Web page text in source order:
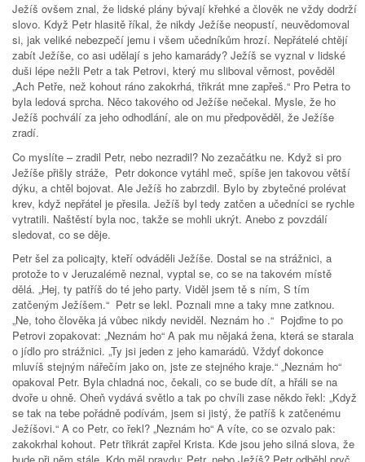
Ježíš ovšem znal, že lidské plány bývají křehké a člověk ne vždy dodrží
slovo. Když Petr hlasitě říkal, že nikdy Ježíše neopustí, neuvědomoval
si, jak veliké nebezpečí jemu i všem učedníkům hrozí. Nepřátelé chtějí
zabít Ježíše, co asi udělají s jeho kamarády? Ježíš se vyznal v lidské
duši lépe nežli Petr a tak Petrovi, který mu sliboval věrnost, pověděl
„Ach Petře, než kohout ráno zakokrhá, třikrát mne zapřeš.“ Pro Petra to
byla ledová sprcha. Něco takového od Ježíše nečekal. Mysle, že ho
Ježíš pochválí za jeho odhodlání, ale on mu předpověděl, že Ježíše
zradí.
Co myslíte – zradil Petr, nebo nezradil? No zezačátku ne. Když si pro
Ježíše přišly stráže, Petr dokonce vytáhl meč, spíše jen takovou větší
dýku, a chtěl bojovat. Ale Ježíš ho zabrzdil. Bylo by zbytečné prolévat
krev, když nepřátel je přesila. Ježíš byl tedy zatčen a učedníci se rychle
vytratili. Naštěstí byla noc, takže se mohli ukrýt. Anebo z povzdálí
sledovat, co se děje.
Petr šel za policajty, kteří odváděli Ježíše. Dostal se na strážnici, a
protože to v Jeruzalémě neznal, vyptal se, co se na takovém místě
dělá. „Hej, ty patříš do té jeho party. Viděl jsem tě s ním, S tím
zatčeným Ježíšem.“ Petr se lekl. Poznali mne a taky mne zatknou.
„Ne, toho člověka já vůbec nikdy neviděl. Neznám ho .“ Pojďme to po
Petrovi zopakovat: „Neznám ho“ A pak mu nějaká žena, která se starala
o jídlo pro strážnici. „Ty jsi jeden z jeho kamarádů. Vždyť dokonce
mluvíš stejným nářečím jako on, jste ze stejného kraje.“ „Neznám ho“
opakoval Petr. Byla chladná noc, čekali, co se bude dít, a hřáli se na
dvoře u ohně. Oheň vydává světlo a tak po chvíli zase někdo řekl: „Když
se tak na tebe pořádně podívám, jsem si jistý, že patříš k zatčenému
Ježíšovi.“ A co Petr, co řekl? „Neznám ho“ A víte, co se ozvalo pak:
zakokrhal kohout. Petr třikrát zapřel Krista. Kde jsou jeho silná slova, že